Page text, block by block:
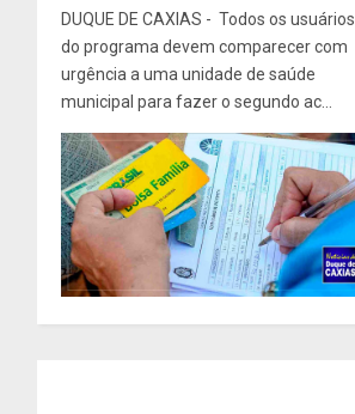
DUQUE DE CAXIAS - Todos os usuários
do programa devem comparecer com
urgência a uma unidade de saúde
municipal para fazer o segundo ac...